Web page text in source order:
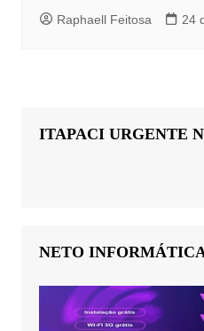
Raphaell Feitosa 24
ITAPACI URGENTE
NETO